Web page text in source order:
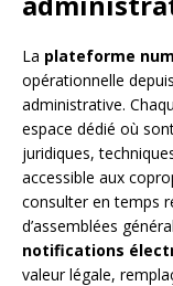
La plateforme
opérationnelle
administrative.
espace dédié où
juridiques,
accessible aux
consulter en temps
d’assemblées
notifications
valeur légale,